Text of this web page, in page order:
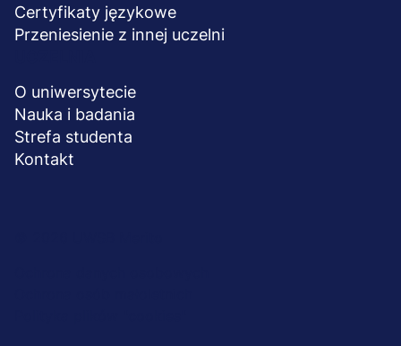
Certyfikaty językowe
Przeniesienie z innej uczelni
O uniwersytecie
Nauka i badania
Strefa studenta
Kontakt